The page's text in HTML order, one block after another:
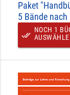
Paket
5 Bände
done_all
NOCH 1